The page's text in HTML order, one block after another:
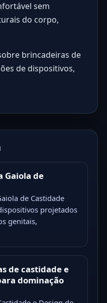
sem
do corpo,
brincadeiras de
de dispositivos,
Gaiola de
de Castidade
projetados
genitais,
de castidade e
dominação